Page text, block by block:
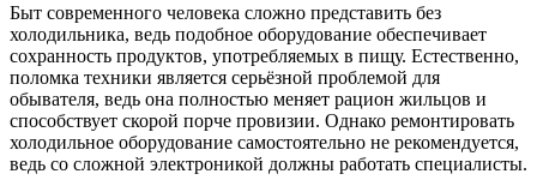
Быт современного человека сложно представить без
холодильника, ведь подобное оборудование обеспечивает
сохранность продуктов, употребляемых в пищу. Естественно,
поломка техники является серьёзной проблемой для
обывателя, ведь она полностью меняет рацион жильцов и
способствует скорой порче провизии. Однако ремонтировать
холодильное оборудование самостоятельно не рекомендуется,
ведь со сложной электроникой должны работать специалисты.